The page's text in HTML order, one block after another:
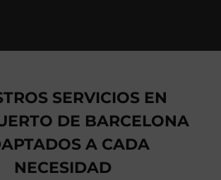
SERVICIOS EN
DE BARCELONA
A CADA
NECESIDAD